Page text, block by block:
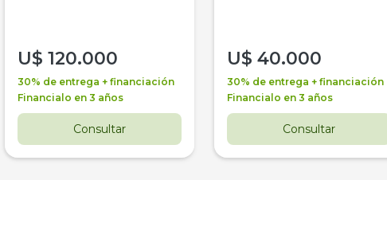
U$ 120.000
30% de entrega + financiación
Financialo en 3 años
Consultar
U$ 40.000
30% de entrega + financiación
Financialo en 3 años
Consultar